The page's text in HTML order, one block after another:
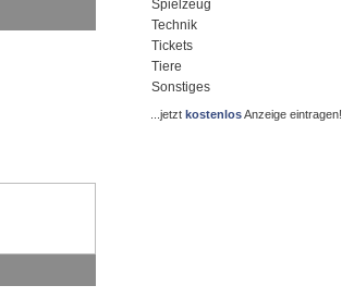
Spielzeug
Technik
Tickets
Tiere
Sonstiges
...jetzt kostenlosAnzeige eintragen!